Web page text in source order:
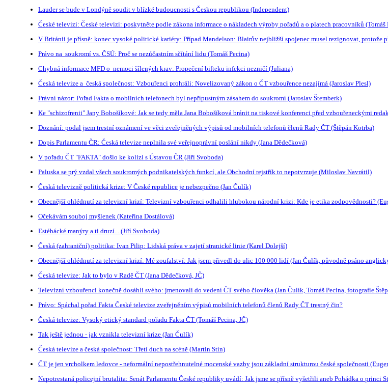
Lauder se bude v Londýně soudit v blízké budoucnosti s Českou republikou (Independent)
České televizi: České televizi: poskytněte podle zákona informace o nákladech výroby pořadů a o platech pracovníků (Tomáš
V Británii je přísně: konec vysoké politické kariéry: Případ Mandelson: Blairův nejbližší spojenec musel rezignovat, protože
Právo na soukromí vs. ČSÚ: Proč se nezúčastním sčítání lidu (Tomáš Pecina)
Chybná informace MFD o nemoci šílených krav: Propečení bifteku infekci nezničí (Juliana)
Česká televize a česká společnost: Vzbouřenci prohráli: Novelizovaný zákon o ČT vzbouřence nezajímá (Jaroslav Plesl)
Právní názor: Pořad Fakta o mobilních telefonech byl nepřípustným zásahem do soukromí (Jaroslav Štemberk)
Ke "schizofrenii" Jany Bobošíkové: Jak se tedy měla Jana Bobošíková bránit na tiskové konferenci před vzbouřeneckými
Doznání: podal jsem trestní oznámení ve věci zveřejněných výpisů od mobilních telefonů členů Rady ČT (Štěpán Kotrba)
Dopis Parlamentu ČR: Česká televize neplnila své veřejnoprávní poslání nikdy (Jana Dědečková)
V pořadu ČT "FAKTA" došlo ke kolizi s Ústavou ČR (Jiří Svoboda)
Paluska se prý vzdal všech soukromých podnikatelských funkcí, ale Obchodní rejstřík to nepotvrzuje (Miloslav Navrátil)
Česká televizně politická krize: V České republice je nebezpečno (Jan Čulík)
Obecnější ohlédnutí za televizní krizí: Televizní vzbouřenci odhalili hlubokou národní krizi: Kde je etika zodpovědnosti?
Očekávám souboj myšlenek (Kateřina Dostálová)
Estébácké manýry a ti druzí... (Jiří Svoboda)
Česká (zahraniční) politika: Ivan Pilip: Lidská práva v zajetí stranické linie (Karel Dolejší)
Obecnější ohlédnutí za televizní krizí: Mé zoufalství: Jak jsem přivedl do ulic 100 000 lidí (Jan Čulík, původně psáno
Česká televize: Jak to bylo v Radě ČT (Jana Dědečková, JČ)
Televizní vzbouřenci konečně dosáhli svého: jmenovali do vedení ČT svého člověka (Jan Čulík, Tomáš Pecina, fotografie
Právo: Spáchal pořad Fakta České televize zveřejněním výpisů mobilních telefonů členů Rady ČT trestný čin?
Česká televize: Vysoký etický standard pořadu Fakta ČT (Tomáš Pecina, JČ)
Tak ještě jednou - jak vznikla televizní krize (Jan Čulík)
Česká televize a česká společnost: Třetí duch na scéně (Martin Stín)
ČT je jen vrcholkem ledovce - neformální nepostřehnutelné mocenské vazby jsou základní strukturou české společnosti
Nepotrestaná policejní brutalita: Senát Parlamentu České republiky uvádí: Jak jsme se přísně vyšetřili aneb Pohádka o